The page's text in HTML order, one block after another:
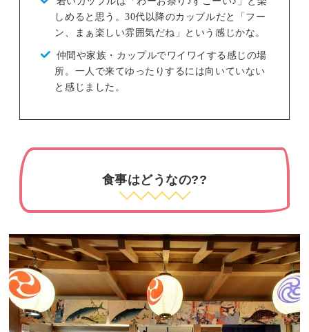
しめると思う。30代以降のカップルだと「フー
ン、まぁ楽しい雰囲気だね」という感じかな。
仲間や家族・カップルでワイワイする感じの場
所。一人で来てゆったりするには向いていない
と感じました。
食事はどうなの??